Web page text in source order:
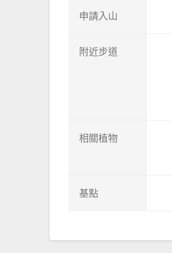
申請入山
附近步道
相關植物
基點